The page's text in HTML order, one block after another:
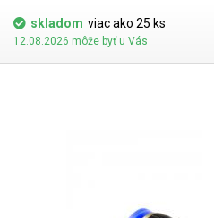
skladom viac ako 25 ks
12.08.2026 môže byť u Vás